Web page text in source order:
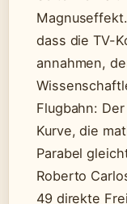
dass die TV-
annahmen,
Flugbahn:
Kurve, die
Parabel
Roberto
49 direkte